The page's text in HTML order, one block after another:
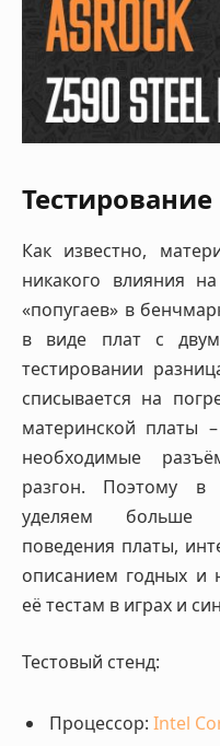
Тестирование
Как известно,
никакого влияния
«попугаев» в
в виде плат с
тестировании
списывается на
материнской платы
необходимые
разгон. Поэтому в
уделяем больше
поведения платы,
описанием годных и
её тестам в играх и
Тестовый стенд:
Процессор: Intel